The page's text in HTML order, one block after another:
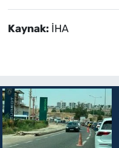
Kaynak: İHA